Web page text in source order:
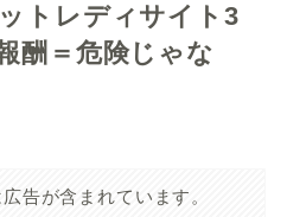
トレディサイト3
酬＝危険じゃな
告が含まれています。